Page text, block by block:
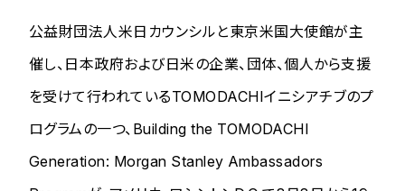
公益財団法人米日カウンシルと東京米国大使館が主
催し、日本政府および日米の企業、団体、個人から支援
を受けて行われているTOMODACHIイニシアチブのプ
ログラムの一つ、Building the TOMODACHI
Generation: Morgan Stanley Ambassadors